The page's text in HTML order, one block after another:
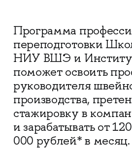
Программа
переподготовки
НИУ ВШЭ и
поможет освоить
руководителя
производства,
стажировку в
и зарабатывать от
000 рублей* в месяц.